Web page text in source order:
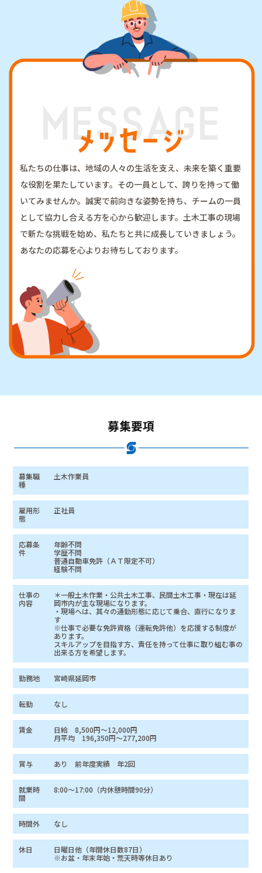
私たちの仕事は、地域の人々の生活を支え、未来を築く重要
な役割を果たしています。その一員として、誇りを持って働
いてみませんか。誠実で前向きな姿勢を持ち、チームの一員
として協力し合える方を心から歓迎します。土木工事の現場
で新たな挑戦を始め、私たちと共に成長していきましょう。
あなたの応募を心よりお待ちしております。
募集要項
募集職
種
土木作業員
雇用形
態
正社員
応募条
件
年齢不問
学歴不問
普通自動車免許（ＡＴ限定不可）
経験不問
仕事の
内容
＊一般土木作業・公共土木工事、民間土木工事・現在は延
岡市内が主な現場になります。
・現場へは、其々の通勤形態に応じて乗合、直行になりま
す
※仕事で必要な免許資格（運転免許他）を応援する制度が
あります。
スキルアップを目指す方、責任を持って仕事に取り組む事の
出来る方を希望します。
勤務地 宮崎県延岡市
転勤 なし
賃金
日給 8,500円～12,000円
月平均 196,350円～277,200円
賞与 あり 前年度実績 年2回
就業時
間
8:00～17:00（内休憩時間90分）
時間外 なし
休日
日曜日他（年間休日数87日）
※お盆・年末年始・荒天時等休日あり